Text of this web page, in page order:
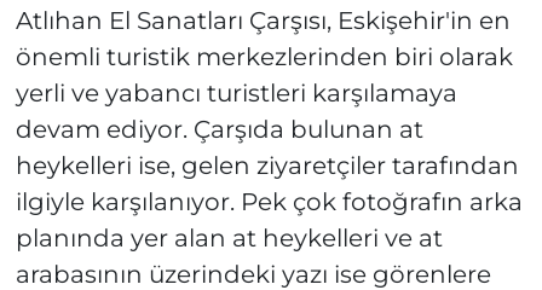
Atlıhan El Sanatları Çarşısı, Eskişehir'in en
önemli turistik merkezlerinden biri olarak
yerli ve yabancı turistleri karşılamaya
devam ediyor. Çarşıda bulunan at
heykelleri ise, gelen ziyaretçiler tarafından
ilgiyle karşılanıyor. Pek çok fotoğrafın arka
planında yer alan at heykelleri ve at
arabasının üzerindeki yazı ise görenlere